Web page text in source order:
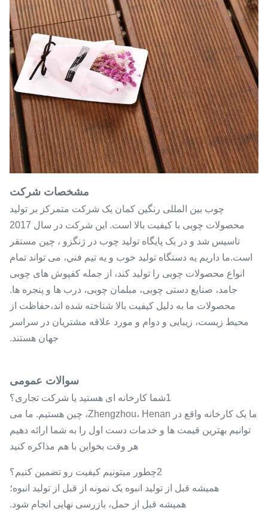
مشخصات شرکت
چوب بین المللی رنگین کمان یک شرکت متمرکز بر تولید
محصولات چوبی با کیفیت بالا است. این شرکت در سال 2017
تاسیس شد و در یک پایگاه تولید چوب در ژنگزو ، چین مستقر
است.ما داريم يه دستگاه توليد خوب و يه تيم فني، می تواند تمام
انواع محصولات چوبی را تولید کند، از جمله کفپوش های چوبی
جامد، صنایع دستی چوبی، مبلمان چوبی، درب ها و پنجره ها.
محصولات ما به دلیل کیفیت بالا شناخته شده اند،حفاظت از
محیط زیست، زیبایی و دوام و مورد علاقه مشتریان در سراسر
جهان هستند.
سوالات عمومی
1شما کارخانه ای هستید یا شرکت تجاری؟
ما یک کارخانه واقع در Zhengzhou، Henan، چین هستیم. ما می
توانیم بهترین قیمت ها و خدمات دست اول را به شما ارائه دهیم
هر وقت بخواين با هم مذاکره کنيد
2چطور ميتونيم کيفيت رو تضمين کنيم؟
همیشه قبل از تولید انبوه یک نمونه از قبل از تولید انبوه؛
همیشه قبل از حمل، بازرسی نهایی انجام شود.